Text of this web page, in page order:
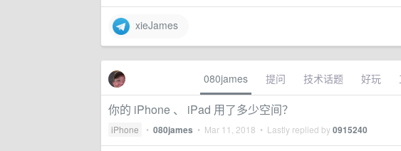
xieJames
080james 提问 技术话题 好玩
你的 iPhone 、 iPad 用了多少空间？
iPhone • 080james • Mar 11, 2018 • Lastly replied by0915240